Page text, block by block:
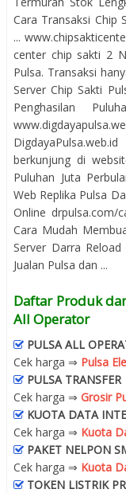
Cara Transaksi Chip
...
center chip sakti 2
Pulsa. Transaksi
Server Chip Sakti
Penghasilan
berkunjung di
Puluhan Juta
Web Replika Pulsa
Online drpulsa.com/
Cara Mudah
Server Darra
Jualan Pulsa dan ...
Daftar Produk
All Operator
PULSA ALL
Cek harga ⇒ Pulsa
PULSA TRANSFER
Cek harga ⇒ Grosir
KUOTA DATA
Cek harga ⇒ Kuota
PAKET NELPON
Cek harga ⇒ Kuota
TOKEN LISTRIK